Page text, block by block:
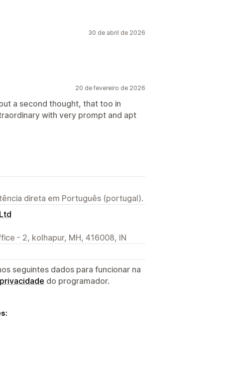
30 de abril de 2026
20 de fevereiro de 2026
a second thought, that too in
with very prompt and apt
direta em Português (portugal).
- 2, kolhapur, MH, 416008, IN
seguintes dados para funcionar na
do programador.